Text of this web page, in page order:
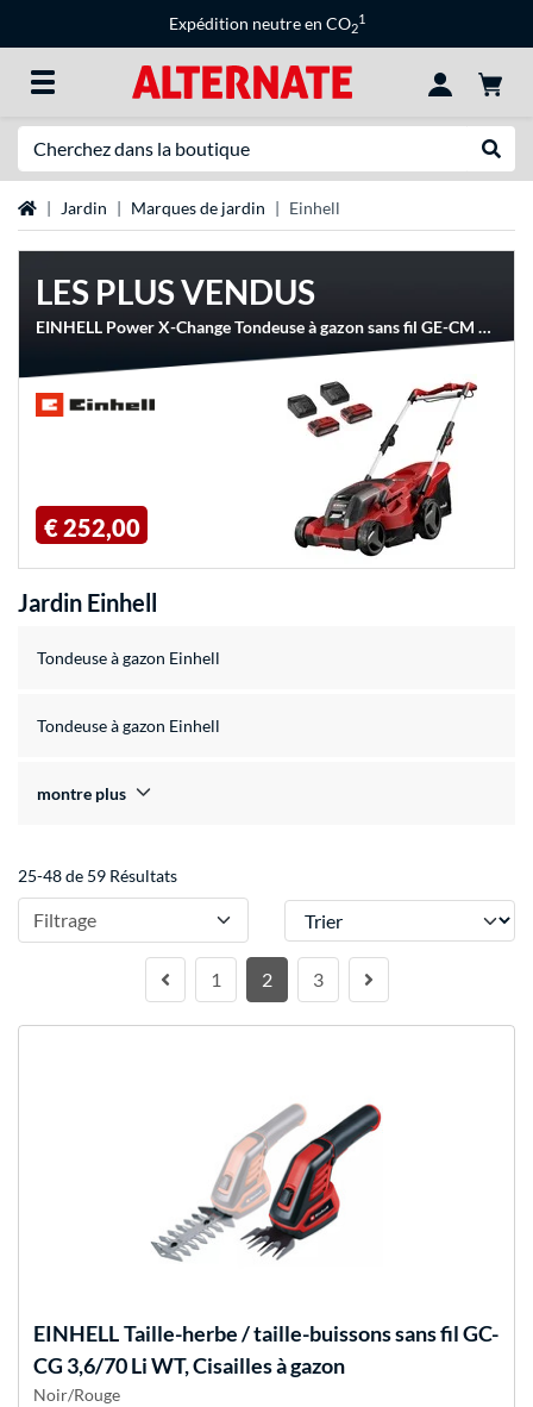
Expédition neutre en CO2
1
Page d'accueil
Jardin Marques de jardin Einhell
LES PLUS VENDUS
EINHELL Power X-Change Tondeuse à gazon sans fil GE-CM 36/37 Li, 36 volts (2x18V)
€ 252,00
Jardin Einhell
Tondeuse à gazon Einhell
Tondeuse à gazon Einhell
montre plus
25-48 de 59 Résultats
Filtrage Trier
1 2 3
EINHELLTaille-herbe / taille-buissons sans fil GC-
CG 3,6/70 Li WT, Cisailles à gazon
Noir/Rouge